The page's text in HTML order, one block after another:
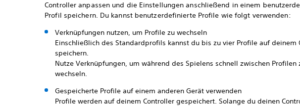
Controller anpassen und die Einstellungen anschließend in einem
Profil speichern. Du kannst benutzerdefinierte Profile wie folgt verwenden:
Verknüpfungen nutzen, um Profile zu wechseln
Einschließlich des Standardprofils kannst du bis zu vier Profile auf deinem
speichern.
Nutze Verknüpfungen, um während des Spielens schnell zwischen Profilen
wechseln.
Gespeicherte Profile auf einem anderen Gerät verwenden
Profile werden auf deinem Controller gespeichert. Solange du deinen